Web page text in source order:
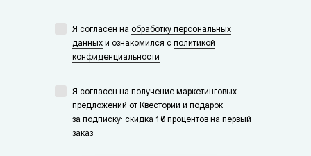
Соратник Чёрной Руки. Мрачный и
нелюдимый, зато очень преданный
Пещерные люди. Немногословны, но
Я согласен на обработку персональных
данных и ознакомился с политикой
конфиденциальности
Я согласен на получение маркетинговых
предложений от Квестории и подарок
за подписку: скидка 10 процентов на первый
заказ